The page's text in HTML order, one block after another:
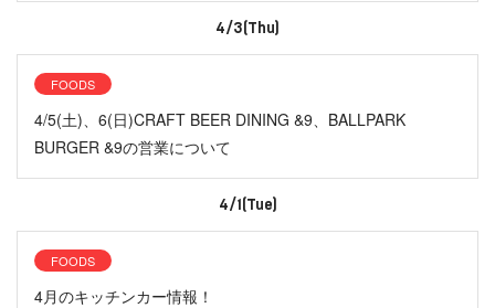
4/3(Thu)
FOODS
4/5(土)、6(日)CRAFT BEER DINING &9、BALLPARK
BURGER &9の営業について
4/1(Tue)
FOODS
4月のキッチンカー情報！